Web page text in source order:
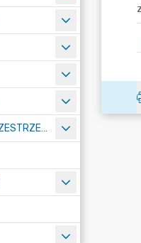
ZAGOSPODAROWANIE PRZESTRZENNE